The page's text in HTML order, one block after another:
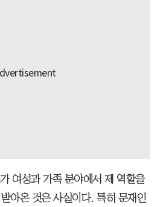
여성과 가족 분야에서 제 역할을
아온 것은 사실이다. 특히 문재인